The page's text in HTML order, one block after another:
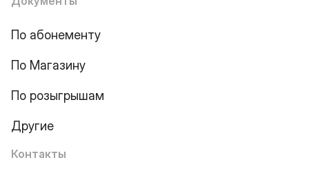
По абонементу
По Магазину
По розыгрышам
Другие
Контакты